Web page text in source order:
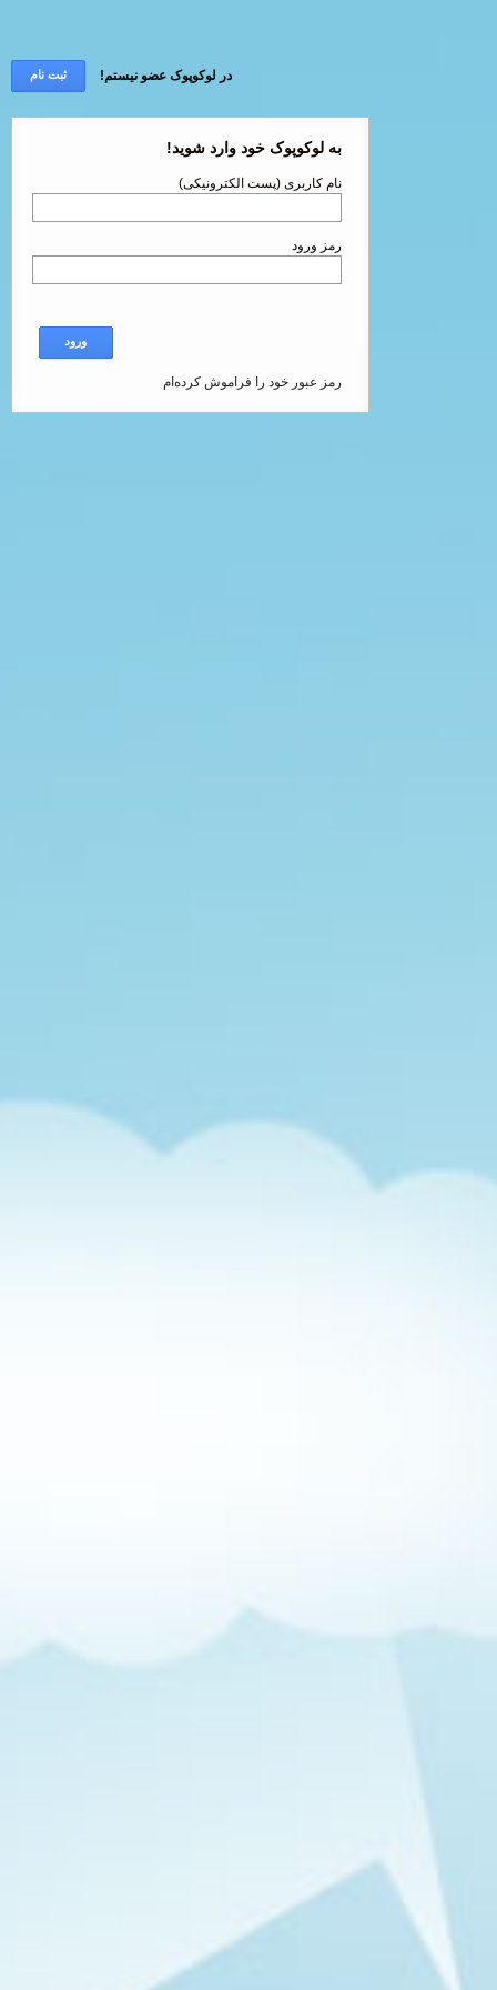
ثبت نام در لوکوپوک عضو نیستم!
به لوکوپوک خود وارد شوید!
نام کاربری (پست الکترونیکی)
رمز ورود
ورود
رمز عبور خود را فراموش کرده‌ام